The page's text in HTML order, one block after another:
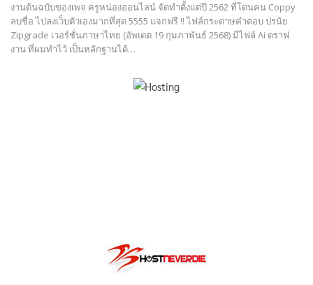
งานต้นฉบับของเพจ ครูหน่องออนไลน์ จัดทำตั้งแต่ปี 2562 ที่โดนคน Coppy
ลบชื่อ ไปลงเว็บตัวเองมากที่สุด 5555 แจกฟรี !! ไฟล์กระดาษคำตอบ ปรนัย
Zipgrade เวอร์ชั่นภาษาไทย (อัพเดต 19 กุมภาพันธ์ 2568) มีไฟล์ Ai ดราฟ
งาน ที่ผมทำไว้ เป็นหลักฐานได้…